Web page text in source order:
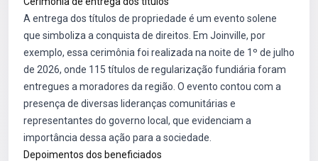
A entrega dos títulos de propriedade é um evento solene
que simboliza a conquista de direitos. Em Joinville, por
exemplo, essa cerimônia foi realizada na noite de 1º de julho
de 2026, onde 115 títulos de regularização fundiária foram
entregues a moradores da região. O evento contou com a
presença de diversas lideranças comunitárias e
representantes do governo local, que evidenciam a
importância dessa ação para a sociedade.
Depoimentos dos beneficiados